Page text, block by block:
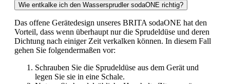
Wie entkalke ich den Wassersprudler sodaONE richtig?
Das offene Gerätedesign unseres BRITA sodaONE hat den
Vorteil, dass wenn überhaupt nur die Sprudeldüse und deren
Dichtung nach einiger Zeit verkalken können. In diesem Fall
gehen Sie folgendermaßen vor:
Schrauben Sie die Sprudeldüse aus dem Gerät und
legen Sie sie in eine Schale.